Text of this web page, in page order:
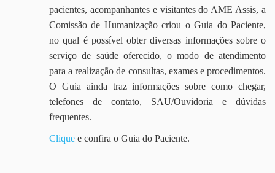
pacientes, acompanhantes e visitantes do AME Assis, a
Comissão de Humanização criou o Guia do Paciente,
no qual é possível obter diversas informações sobre o
serviço de saúde oferecido, o modo de atendimento
para a realização de consultas, exames e procedimentos.
O Guia ainda traz informações sobre como chegar,
telefones de contato, SAU/Ouvidoria e dúvidas
frequentes.
Clique e confira o Guia do Paciente.